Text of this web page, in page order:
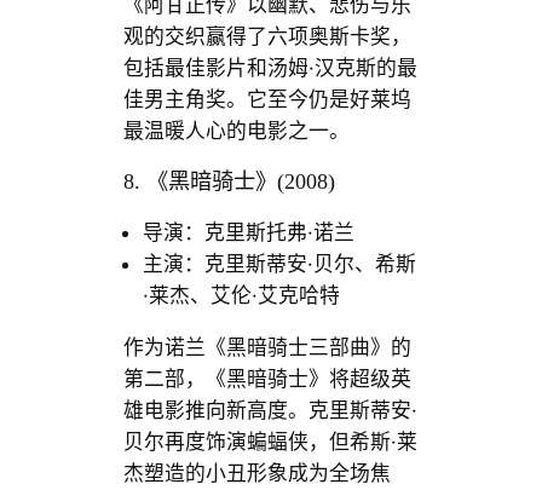
《阿甘正传》以幽默、悲伤与乐
观的交织赢得了六项奥斯卡奖，
包括最佳影片和汤姆·汉克斯的最
佳男主角奖。它至今仍是好莱坞
最温暖人心的电影之一。
8. 《黑暗骑士》(2008)
导演：克里斯托弗·诺兰
主演：克里斯蒂安·贝尔、希斯
·莱杰、艾伦·艾克哈特
作为诺兰《黑暗骑士三部曲》的
第二部，《黑暗骑士》将超级英
雄电影推向新高度。克里斯蒂安·
贝尔再度饰演蝙蝠侠，但希斯·莱
杰塑造的小丑形象成为全场焦